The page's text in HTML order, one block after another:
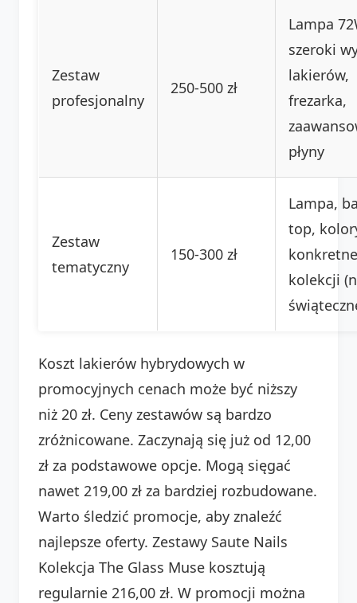
Zestaw
profesjonalny
250-500 zł
Lampa
szeroki
lakierów,
frezarka,
płyny
Zestaw
tematyczny
150-300 zł
Lampa,
top,
kolekcji
Koszt lakierów hybrydowych w
promocyjnych cenach może być niższy
niż 20 zł. Ceny zestawów są bardzo
zróżnicowane. Zaczynają się już od 12,00
zł za podstawowe opcje. Mogą sięgać
nawet 219,00 zł za bardziej rozbudowane.
Warto śledzić promocje, aby znaleźć
najlepsze oferty. Zestawy Saute Nails
Kolekcja The Glass Muse kosztują
regularnie 216,00 zł. W promocji można